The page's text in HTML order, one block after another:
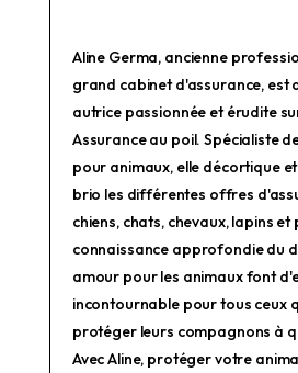
Aline Germa, ancienne
grand cabinet d'assurance, est
autrice passionnée et érudite
Assurance au poil. Spécialiste
pour animaux, elle décortique
brio les différentes offres
chiens, chats, chevaux, lapins et
connaissance approfondie du
amour pour les animaux font
incontournable pour tous ceux
protéger leurs compagnons à
Avec Aline, protéger votre